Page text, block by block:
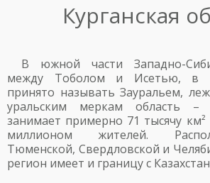
Курганская
В южной части Западно-
между Тоболом и Исетью, в
принято называть Зауральем,
уральским меркам область –
занимает примерно 71 тысячу км²
миллионом жителей.
Тюменской, Свердловской и
регион имеет и границу с